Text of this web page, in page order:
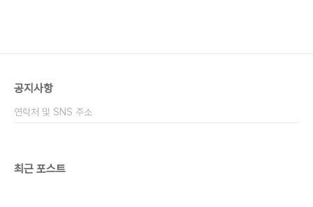
후 병을 넣고 불을 켠 후 보글보글 끓여서 병을 소독
비해주세요 그리고 바나나 반을 ..
공지사항
연락처 및 SNS 주소
최근 포스트